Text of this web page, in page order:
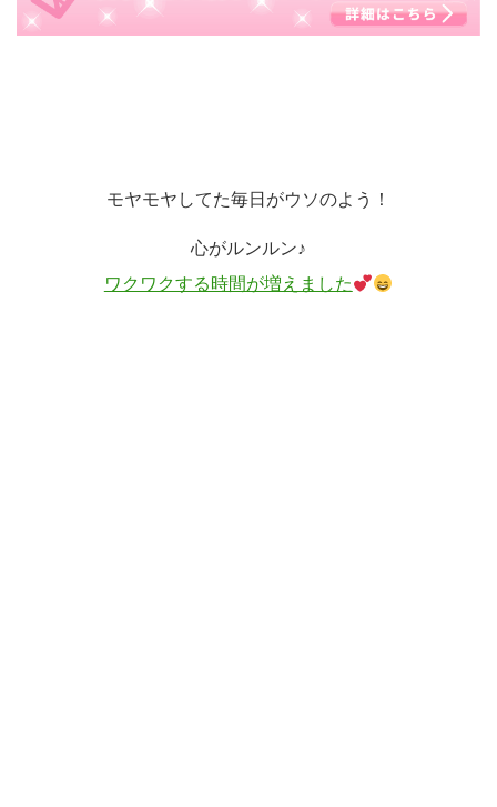
モヤモヤしてた毎日がウソのよう！
心がルンルン♪
ワクワクする時間が増えました